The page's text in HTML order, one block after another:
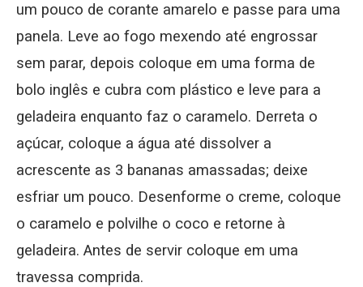
um pouco de corante amarelo e passe para uma
panela. Leve ao fogo mexendo até engrossar
sem parar, depois coloque em uma forma de
bolo inglês e cubra com plástico e leve para a
geladeira enquanto faz o caramelo. Derreta o
açúcar, coloque a água até dissolver a
acrescente as 3 bananas amassadas; deixe
esfriar um pouco. Desenforme o creme, coloque
o caramelo e polvilhe o coco e retorne à
geladeira. Antes de servir coloque em uma
travessa comprida.